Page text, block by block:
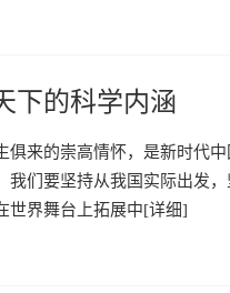
下的科学内涵
俱来的崇高情怀，是新时代
我们要坚持从我国实际出发
世界舞台上拓展中[详细]